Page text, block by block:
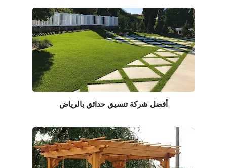
أفضل شركة تنسيق حدائق بالرياض